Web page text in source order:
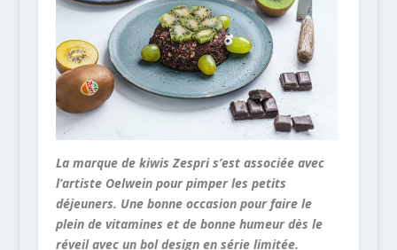
La marque de kiwis Zespri s’est associée avec
l’artiste Oelwein pour pimper les petits
déjeuners. Une bonne occasion pour faire le
plein de vitamines et de bonne humeur dès le
réveil avec un bol design en série limitée.